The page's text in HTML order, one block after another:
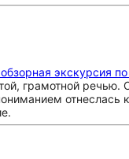
экскурсия
грамотной